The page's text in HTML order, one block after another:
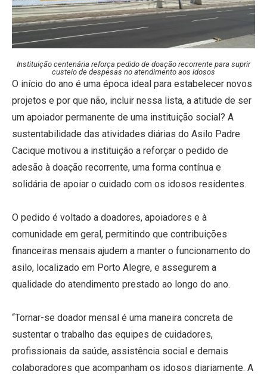
Instituição centenária reforça pedido de doação recorrente para suprir
custeio de despesas no atendimento aos idosos
O início do ano é uma época ideal para estabelecer novos
projetos e por que não, incluir nessa lista, a atitude de ser
um apoiador permanente de uma instituição social? A
sustentabilidade das atividades diárias do Asilo Padre
Cacique motivou a instituição a reforçar o pedido de
adesão à doação recorrente, uma forma contínua e
solidária de apoiar o cuidado com os idosos residentes.
O pedido é voltado a doadores, apoiadores e à
comunidade em geral, permitindo que contribuições
financeiras mensais ajudem a manter o funcionamento do
asilo, localizado em Porto Alegre, e assegurem a
qualidade do atendimento prestado ao longo do ano.
“Tornar-se doador mensal é uma maneira concreta de
sustentar o trabalho das equipes de cuidadores,
profissionais da saúde, assistência social e demais
colaboradores que acompanham os idosos diariamente. A